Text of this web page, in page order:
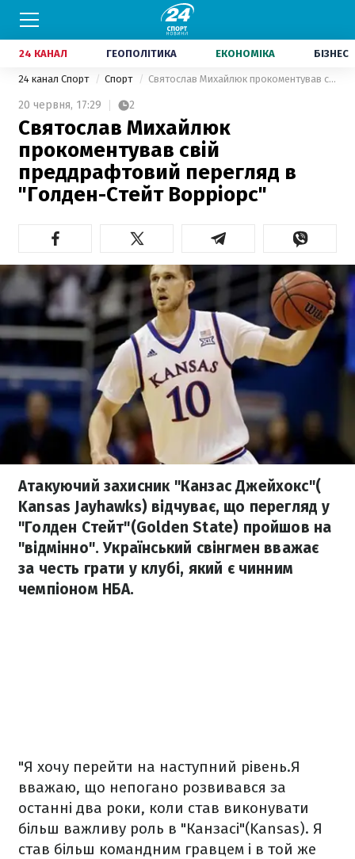
24 КАНАЛ ГЕОПОЛІТИКА ЕКОНОМІКА БІЗНЕС
24 канал Спорт Спорт Святослав Михайлюк прокоментував свій преддрафтовий перегляд в "Голден-Стейт Ворріорс"
20 червня, 17:29 2
Святослав Михайлюк
прокоментував свій
преддрафтовий перегляд в
"Голден-Стейт Ворріорс"
Атакуючий захисник "Канзас Джейхокс"(
Kansas Jayhawks) відчуває, що перегляд у
"Голден Стейт"(Golden State) пройшов на
"відмінно". Український свінгмен вважає
за честь грати у клубі, який є чинним
чемпіоном НБА.
"Я хочу перейти на наступний рівень.Я
вважаю, що непогано розвивався за
останні два роки, коли став виконувати
більш важливу роль в "Канзасі"(Kansas). Я
став більш командним гравцем і в той же